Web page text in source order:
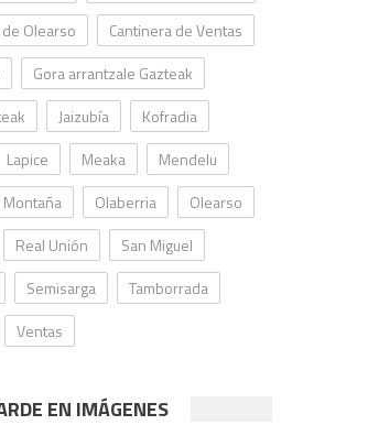
Olearso
Cantinera de Ventas
Gora arrantzale Gazteak
Jaizubía
Kofradia
Lapice Meaka
Mendelu
Montaña Olaberria
Olearso
Real Unión
San Miguel
Semisarga
Tamborrada
Ventas
EN IMÁGENES